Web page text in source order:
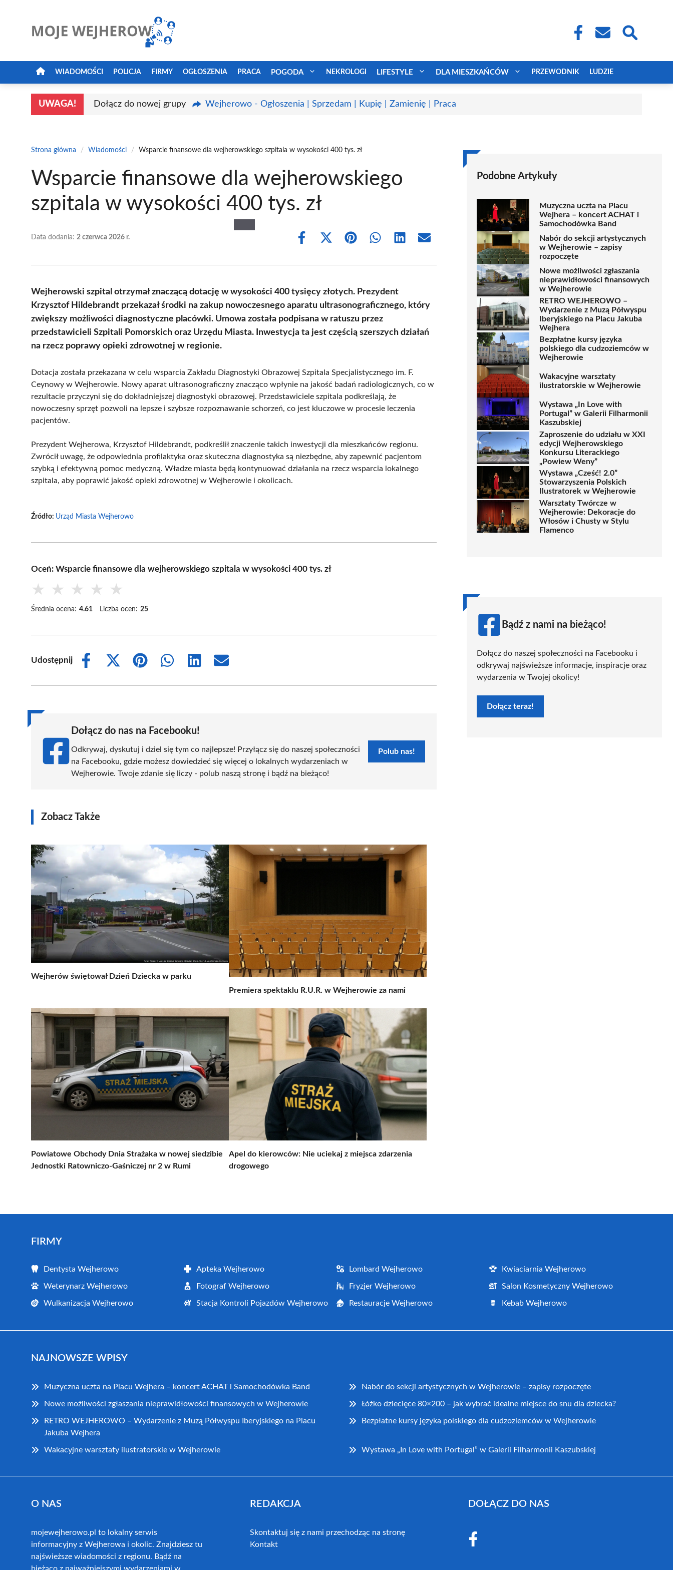
WIADOMOŚCI POLICJA FIRMY OGŁOSZENIA PRACA POGODA NEKROLOGI LIFESTYLE DLA MIESZKAŃCÓW PRZEWODNIK LUDZIE
UWAGA! Dołącz do nowej grupy Wejherowo - Ogłoszenia | Sprzedam | Kupię | Zamienię | Praca
Strona główna / Wiadomości / Wsparcie finansowe dla wejherowskiego szpitala w wysokości 400 tys. zł
Wsparcie finansowe dla wejherowskiego
szpitala w wysokości 400 tys. zł
Data dodania: 2 czerwca 2026 r.
Share
Share
(Twitter)
Share Share Share Share
Wejherowski szpital otrzymał znaczącą dotację w wysokości 400 tysięcy złotych. Prezydent
Krzysztof Hildebrandt przekazał środki na zakup nowoczesnego aparatu ultrasonograficznego, który
zwiększy możliwości diagnostyczne placówki. Umowa została podpisana w ratuszu przez
przedstawicieli Szpitali Pomorskich oraz Urzędu Miasta. Inwestycja ta jest częścią szerszych działań
na rzecz poprawy opieki zdrowotnej w regionie.
Dotacja została przekazana w celu wsparcia Zakładu Diagnostyki Obrazowej Szpitala Specjalistycznego im. F.
Ceynowy w Wejherowie. Nowy aparat ultrasonograficzny znacząco wpłynie na jakość badań radiologicznych, co w
rezultacie przyczyni się do dokładniejszej diagnostyki obrazowej. Przedstawiciele szpitala podkreślają, że
nowoczesny sprzęt pozwoli na lepsze i szybsze rozpoznawanie schorzeń, co jest kluczowe w procesie leczenia
pacjentów.
Prezydent Wejherowa, Krzysztof Hildebrandt, podkreślił znaczenie takich inwestycji dla mieszkańców regionu.
Zwrócił uwagę, że odpowiednia profilaktyka oraz skuteczna diagnostyka są niezbędne, aby zapewnić pacjentom
szybką i efektywną pomoc medyczną. Władze miasta będą kontynuować działania na rzecz wsparcia lokalnego
szpitala, aby poprawić jakość opieki zdrowotnej w Wejherowie i okolicach.
Źródło: Urząd Miasta Wejherowo
Oceń: Wsparcie finansowe dla wejherowskiego szpitala w wysokości 400 tys. zł
★ ★ ★ ★ ★
Średnia ocena: 4.61 Liczba ocen: 25
Udostępnij
Share
Share
(Twitter)
Share
Share
Share
Share
Dołącz do nas na Facebooku!
Odkrywaj, dyskutuj i dziel się tym co najlepsze! Przyłącz się do naszej społeczności
na Facebooku, gdzie możesz dowiedzieć się więcej o lokalnych wydarzeniach w
Wejherowie. Twoje zdanie się liczy - polub naszą stronę i bądź na bieżąco!
Polub nas!
Zobacz Także
Wejherów świętował Dzień Dziecka w parku
Premiera spektaklu R.U.R. w Wejherowie za nami
Powiatowe Obchody Dnia Strażaka w nowej siedzibie
Jednostki Ratowniczo-Gaśniczej nr 2 w Rumi
Apel do kierowców: Nie uciekaj z miejsca zdarzenia
drogowego
Podobne Artykuły
Muzyczna uczta na Placu
Wejhera – koncert ACHAT i
Samochodówka Band
Nabór do sekcji artystycznych
w Wejherowie – zapisy
rozpoczęte
Nowe możliwości zgłaszania
nieprawidłowości finansowych
w Wejherowie
RETRO WEJHEROWO –
Wydarzenie z Muzą Półwyspu
Iberyjskiego na Placu Jakuba
Wejhera
Bezpłatne kursy języka
polskiego dla cudzoziemców w
Wejherowie
Wakacyjne warsztaty
ilustratorskie w Wejherowie
Wystawa „In Love with
Portugal” w Galerii Filharmonii
Kaszubskiej
Zaproszenie do udziału w XXI
edycji Wejherowskiego
Konkursu Literackiego
„Powiew Weny”
Wystawa „Cześć! 2.0”
Stowarzyszenia Polskich
Ilustratorek w Wejherowie
Warsztaty Twórcze w
Wejherowie: Dekoracje do
Włosów i Chusty w Stylu
Flamenco
Bądź z nami na bieżąco!
Dołącz do naszej społeczności na Facebooku i
odkrywaj najświeższe informacje, inspiracje oraz
wydarzenia w Twojej okolicy!
Dołącz teraz!
FIRMY
Dentysta Wejherowo Apteka Wejherowo Lombard Wejherowo Kwiaciarnia Wejherowo
Weterynarz Wejherowo Fotograf Wejherowo Fryzjer Wejherowo Salon Kosmetyczny Wejherowo
Wulkanizacja Wejherowo Stacja Kontroli Pojazdów Wejherowo Restauracje Wejherowo Kebab Wejherowo
NAJNOWSZE WPISY
Muzyczna uczta na Placu Wejhera – koncert ACHAT i Samochodówka Band Nabór do sekcji artystycznych w Wejherowie – zapisy rozpoczęte
Nowe możliwości zgłaszania nieprawidłowości finansowych w Wejherowie Łóżko dziecięce 80×200 – jak wybrać idealne miejsce do snu dla dziecka?
RETRO WEJHEROWO – Wydarzenie z Muzą Półwyspu Iberyjskiego na Placu
Jakuba Wejhera
Bezpłatne kursy języka polskiego dla cudzoziemców w Wejherowie
Wakacyjne warsztaty ilustratorskie w Wejherowie Wystawa „In Love with Portugal” w Galerii Filharmonii Kaszubskiej
O NAS
mojewejherowo.pl to lokalny serwis
informacyjny z Wejherowa i okolic. Znajdziesz tu
najświeższe wiadomości z regionu. Bądź na
REDAKCJA
Skontaktuj się z nami przechodząc na stronę
Kontakt
DOŁĄCZ DO NAS